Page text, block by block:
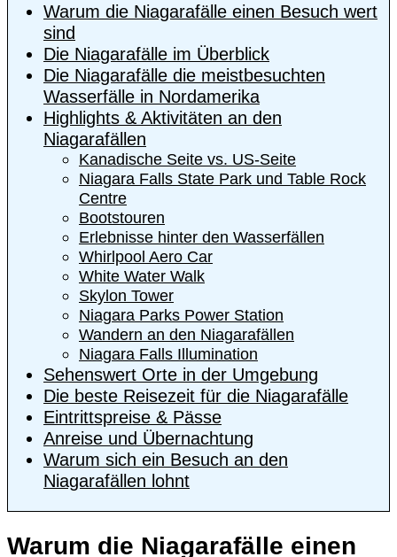
Warum die Niagarafälle einen Besuch wert
sind
Die Niagarafälle im Überblick
Die Niagarafälle die meistbesuchten
Wasserfälle in Nordamerika
Highlights & Aktivitäten an den
Niagarafällen
Kanadische Seite vs. US-Seite
Niagara Falls State Park und Table Rock
Centre
Bootstouren
Erlebnisse hinter den Wasserfällen
Whirlpool Aero Car
White Water Walk
Skylon Tower
Niagara Parks Power Station
Wandern an den Niagarafällen
Niagara Falls Illumination
Sehenswert Orte in der Umgebung
Die beste Reisezeit für die Niagarafälle
Eintrittspreise & Pässe
Anreise und Übernachtung
Warum sich ein Besuch an den
Niagarafällen lohnt
Warum die Niagarafälle einen